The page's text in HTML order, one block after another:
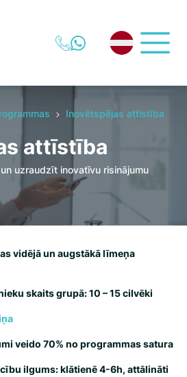
Inovētspējas attīstība
attīstība
uzraudzīt inovatīvu risinājumu
vidējā un augstākā līmeņa
skaits grupā: 10 – 15 cilvēki
veido 70% no programmas satura
ilgums: klātienē 4-6h, attālināti